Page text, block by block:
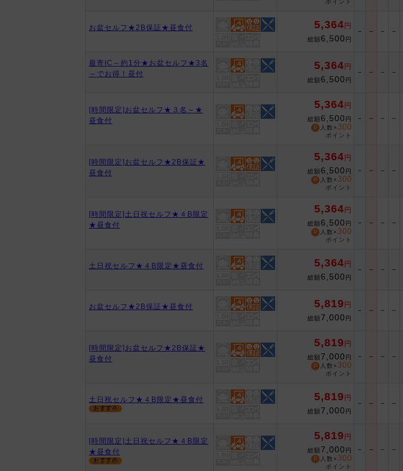
ポイント
お盆セルフ★2B保証★昼食付 5,364 円
総額 6,500 円
－ － － －
最寄IC～約1分★お盆セルフ★3名
～でお得！昼付
5,364 円
総額 6,500 円
－ － － －
[時間限定]お盆セルフ★３名～★
昼食付
5,364 円
総額 6,500 円
人数× 300
ポイント
－ － － －
[時間限定]お盆セルフ★2B保証★
昼食付
5,364 円
総額 6,500 円
人数× 300
ポイント
－ － － －
[時間限定]土日祝セルフ★４B限定
★昼食付
5,364 円
総額 6,500 円
人数× 300
ポイント
－ － － －
土日祝セルフ★４B限定★昼食付 5,364 円
総額 6,500 円
－ － － －
お盆セルフ★2B保証★昼食付 5,819 円
総額 7,000 円
－ － － －
[時間限定]お盆セルフ★2B保証★
昼食付
5,819 円
総額 7,000 円
人数× 300
ポイント
－ － － －
土日祝セルフ★４B限定★昼食付 5,819 円
総額 7,000 円
－ － － －
[時間限定]土日祝セルフ★４B限定
★昼食付
5,819 円
総額 7,000 円
人数× 300
ポイント
－ － － －